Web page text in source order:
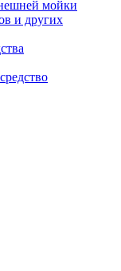
мойки
и других